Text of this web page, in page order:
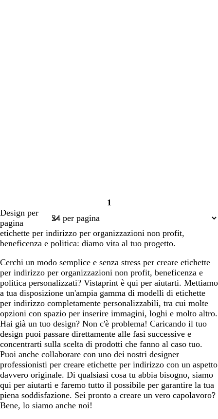
Pagina
1
Design per
pagina
etichette per indirizzo per organizzazioni non profit,
beneficenza e politica: diamo vita al tuo progetto.
Cerchi un modo semplice e senza stress per creare etichette
per indirizzo per organizzazioni non profit, beneficenza e
politica personalizzati? Vistaprint è qui per aiutarti. Mettiamo
a tua disposizione un'ampia gamma di modelli di etichette
per indirizzo completamente personalizzabili, tra cui molte
opzioni con spazio per inserire immagini, loghi e molto altro.
Hai già un tuo design? Non c'è problema! Caricando il tuo
design puoi passare direttamente alle fasi successive e
concentrarti sulla scelta di prodotti che fanno al caso tuo.
Puoi anche collaborare con uno dei nostri designer
professionisti per creare etichette per indirizzo con un aspetto
davvero originale. Di qualsiasi cosa tu abbia bisogno, siamo
qui per aiutarti e faremo tutto il possibile per garantire la tua
piena soddisfazione. Sei pronto a creare un vero capolavoro?
Bene, lo siamo anche noi!